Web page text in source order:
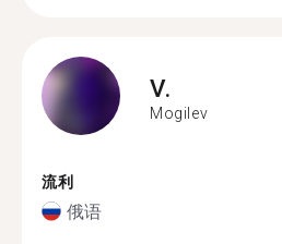
V.
Mogilev
流利
俄语